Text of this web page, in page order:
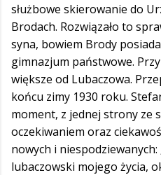
służbowe skierowanie do
Brodach. Rozwiązało to
syna, bowiem Brody
gimnazjum państwowe.
większe od Lubaczowa.
końcu zimy 1930 roku.
moment, z jednej strony ze
oczekiwaniem oraz
nowych i niespodziewanych:
lubaczowski mojego życia,